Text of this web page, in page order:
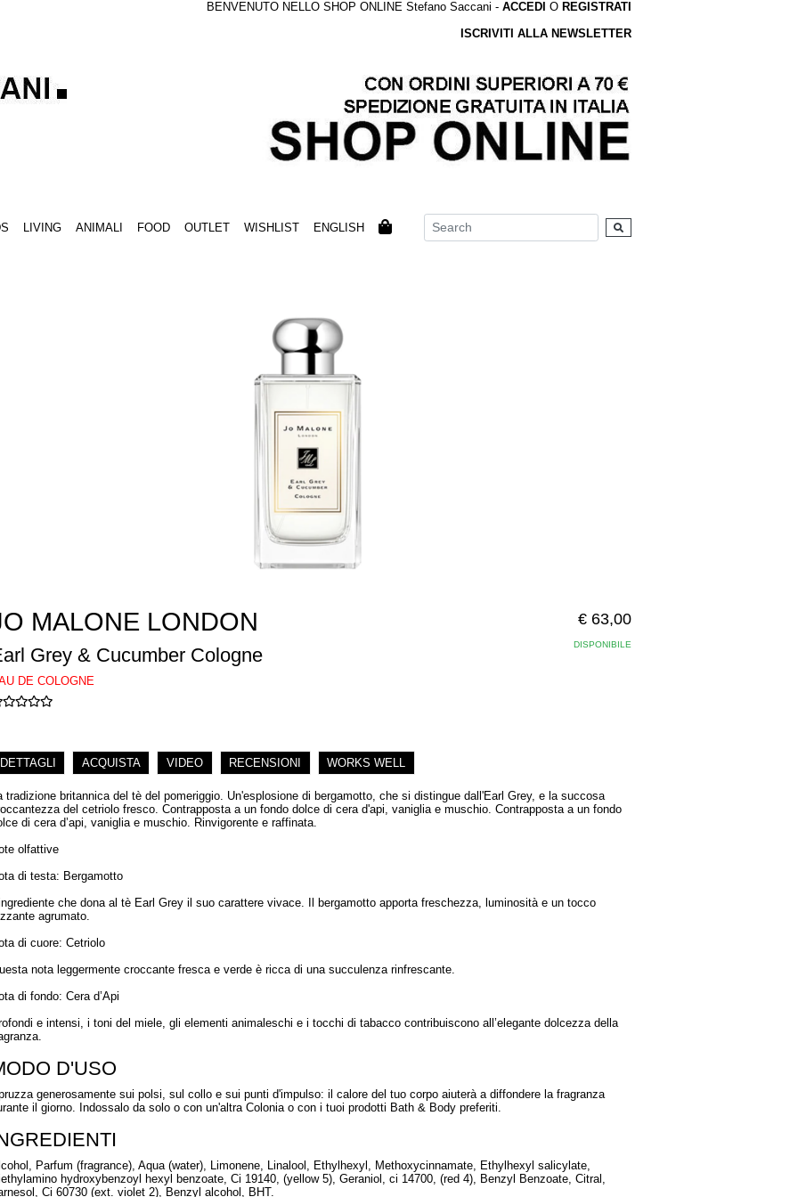
BENVENUTO NELLO SHOP ONLINE Stefano Saccani - ACCEDI O REGISTRATI
ISCRIVITI ALLA NEWSLETTER
LIVING ANIMALI FOOD OUTLET WISHLIST ENGLISH
MALONE LONDON
Grey & Cucumber Cologne
DE COLOGNE
€ 63,00
DISPONIBILE
DETTAGLI ACQUISTA VIDEO RECENSIONI WORKS WELL
tradizione britannica del tè del pomeriggio. Un'esplosione di bergamotto, che si distingue dall'Earl Grey, e la succosa
del cetriolo fresco. Contrapposta a un fondo dolce di cera d'api, vaniglia e muschio. Contrapposta a un fondo
di cera d’api, vaniglia e muschio. Rinvigorente e raffinata.
olfattive
di testa: Bergamotto
che dona al tè Earl Grey il suo carattere vivace. Il bergamotto apporta freschezza, luminosità e un tocco
agrumato.
di cuore: Cetriolo
nota leggermente croccante fresca e verde è ricca di una succulenza rinfrescante.
di fondo: Cera d’Api
e intensi, i toni del miele, gli elementi animaleschi e i tocchi di tabacco contribuiscono all’elegante dolcezza della
D'USO
generosamente sui polsi, sul collo e sui punti d'impulso: il calore del tuo corpo aiuterà a diffondere la fragranza
il giorno. Indossalo da solo o con un'altra Colonia o con i tuoi prodotti Bath & Body preferiti.
Parfum (fragrance), Aqua (water), Limonene, Linalool, Ethylhexyl, Methoxycinnamate, Ethylhexyl salicylate,
hydroxybenzoyl hexyl benzoate, Ci 19140, (yellow 5), Geraniol, ci 14700, (red 4), Benzyl Benzoate, Citral,
Ci 60730 (ext. violet 2), Benzyl alcohol, BHT.